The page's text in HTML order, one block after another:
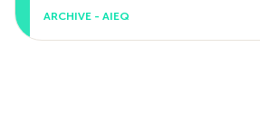
ARCHIVE - AIEQ